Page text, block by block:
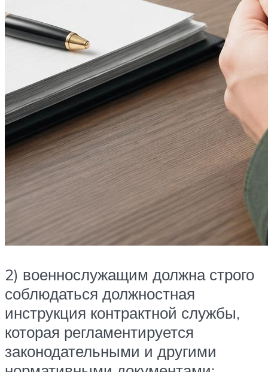
2) военнослужащим должна строго
соблюдаться должностная
инструкция контрактной службы,
которая регламентируется
законодательными и другими